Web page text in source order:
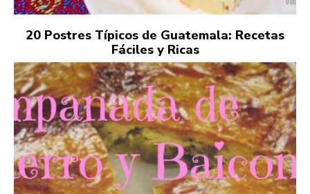
20 Postres Típicos de Guatemala: Recetas
Fáciles y Ricas